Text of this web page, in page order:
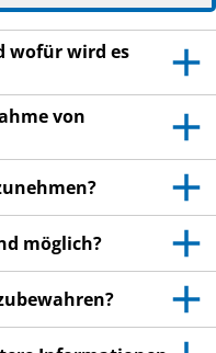
wenden Sie sich
persönlich
nicht an Dritte weiter.
schaden, auch wenn
haben wie Sie.
wenden Sie
Dies gilt auch
in dieser
sind. Siehe Abschnitt
wofür wird es
von
möglich?